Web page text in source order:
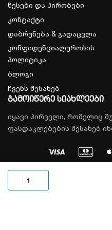
წესები და პირობები
კონტაქტი
დაბრუნება & გადაცვლა
კონფიდენციალურობის
პოლიტიკა
ბლოგი
ჩვენს შესახებ
გამოიწერე სიახლეები
იყავი პირველი, რომელიც
ფასდაკლებების შესახებ
© 2026, All